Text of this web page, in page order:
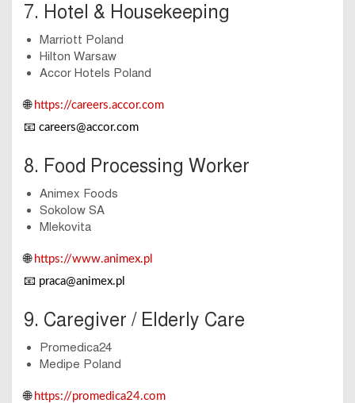
7. Hotel & Housekeeping
Marriott Poland
Hilton Warsaw
Accor Hotels Poland
🌐 https://careers.accor.com
📧 careers@accor.com
8. Food Processing Worker
Animex Foods
Sokolow SA
Mlekovita
🌐 https://www.animex.pl
📧 praca@animex.pl
9. Caregiver / Elderly Care
Promedica24
Medipe Poland
🌐 https://promedica24.com